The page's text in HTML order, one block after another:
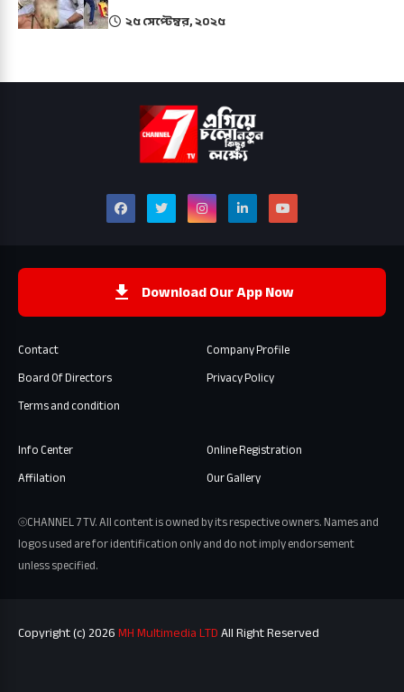
২৫ সেপ্টেম্বর, ২০২৫
Download Our App Now
Contact
Company Profile
Board Of Directors
Privacy Policy
Terms and condition
Info Center
Online Registration
Affilation
Our Gallery
⦾CHANNEL 7 TV. All content is owned by its respective owners. Names and
logos used are for identification only and do not imply endorsement
unless specified.
Copyright (c) 2026MH Multimedia LTDAll Right Reserved